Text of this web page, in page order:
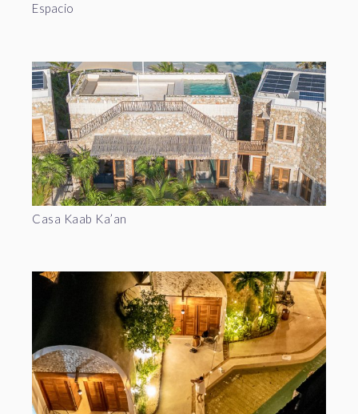
Espacio
Casa Kaab Ka’an